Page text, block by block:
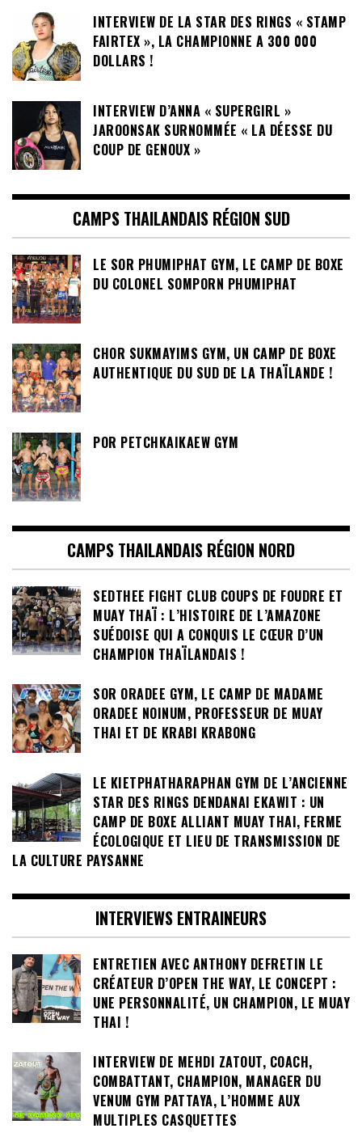
INTERVIEW DE LA STAR DES RINGS « STAMP
FAIRTEX », LA CHAMPIONNE A 300 000
DOLLARS !
INTERVIEW D’ANNA « SUPERGIRL »
JAROONSAK SURNOMMÉE « LA DÉESSE DU
COUP DE GENOUX »
CAMPS THAILANDAIS RÉGION SUD
LE SOR PHUMIPHAT GYM, LE CAMP DE BOXE
DU COLONEL SOMPORN PHUMIPHAT
CHOR SUKMAYIMS GYM, UN CAMP DE BOXE
AUTHENTIQUE DU SUD DE LA THAÏLANDE !
POR PETCHKAIKAEW GYM
CAMPS THAILANDAIS RÉGION NORD
SEDTHEE FIGHT CLUB COUPS DE FOUDRE ET
MUAY THAÏ : L’HISTOIRE DE L’AMAZONE
SUÉDOISE QUI A CONQUIS LE CŒUR D’UN
CHAMPION THAÏLANDAIS !
SOR ORADEE GYM, LE CAMP DE MADAME
ORADEE NOINUM, PROFESSEUR DE MUAY
THAI ET DE KRABI KRABONG
LE KIETPHATHARAPHAN GYM DE L’ANCIENNE
STAR DES RINGS DENDANAI EKAWIT : UN
CAMP DE BOXE ALLIANT MUAY THAI, FERME
ÉCOLOGIQUE ET LIEU DE TRANSMISSION DE
LA CULTURE PAYSANNE
INTERVIEWS ENTRAINEURS
ENTRETIEN AVEC ANTHONY DEFRETIN LE
CRÉATEUR D’OPEN THE WAY, LE CONCEPT :
UNE PERSONNALITÉ, UN CHAMPION, LE MUAY
THAI !
INTERVIEW DE MEHDI ZATOUT, COACH,
COMBATTANT, CHAMPION, MANAGER DU
VENUM GYM PATTAYA, L’HOMME AUX
MULTIPLES CASQUETTES